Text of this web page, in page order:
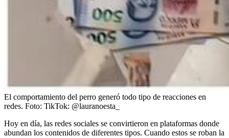
El comportamiento del perro generó todo tipo de reacciones en
redes. Foto: TikTok: @lauranoesta_
Hoy en día, las redes sociales se convirtieron en plataformas donde
abundan los contenidos de diferentes tipos. Cuando estos se roban la